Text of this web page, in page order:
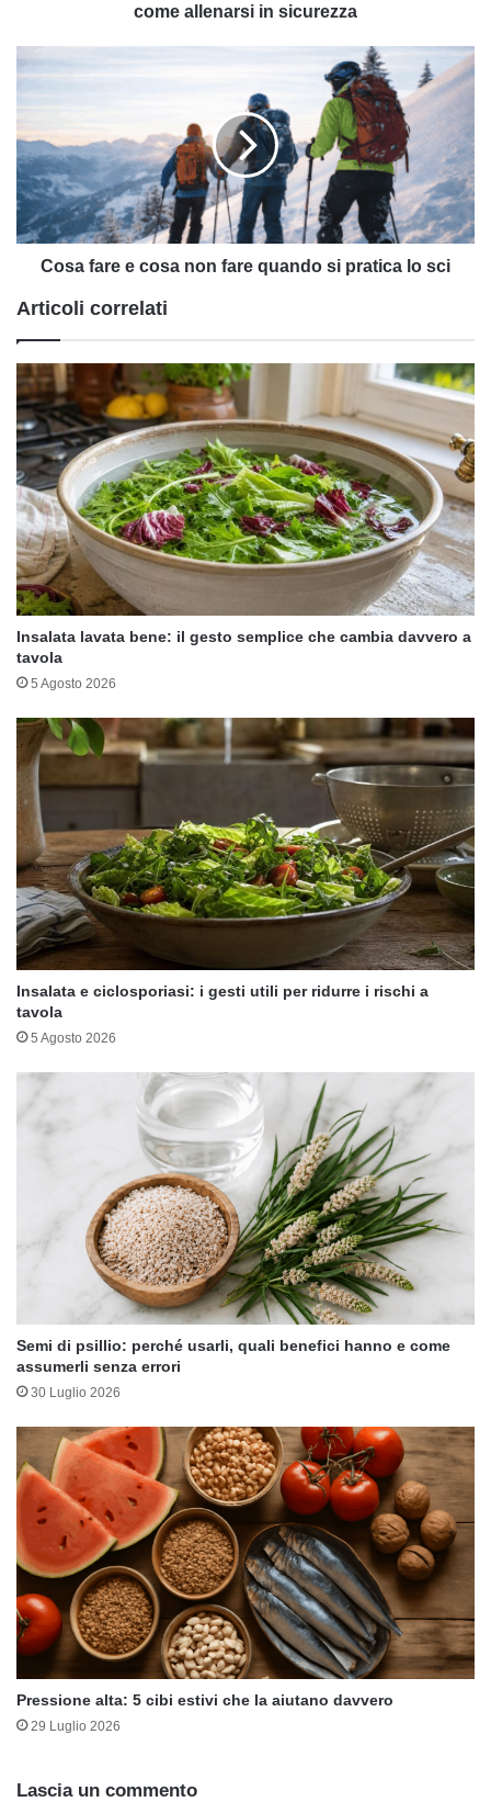
come allenarsi in sicurezza
Cosa
fare
fare
quando
si
pratica
Cosa fare e cosa non fare quando si pratica lo sci
Articoli correlati
Insalata lavata bene: il gesto semplice che cambia davvero a
tavola
5 Agosto 2026
Insalata e ciclosporiasi: i gesti utili per ridurre i rischi a
tavola
5 Agosto 2026
Semi di psillio: perché usarli, quali benefici hanno e come
assumerli senza errori
30 Luglio 2026
Pressione alta: 5 cibi estivi che la aiutano davvero
29 Luglio 2026
Lascia un commento